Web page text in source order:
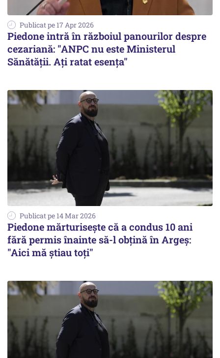
Publicat pe 17 Apr 2026
Piedone intră în războiul panourilor despre
cezariană: "ANPC nu este Ministerul
Sănătății. Ați ratat esența"
Publicat pe 14 Mar 2026
Piedone mărturisește că a condus 10 ani
fără permis înainte să-l obțină în Argeș:
"Aici mă știau toți"